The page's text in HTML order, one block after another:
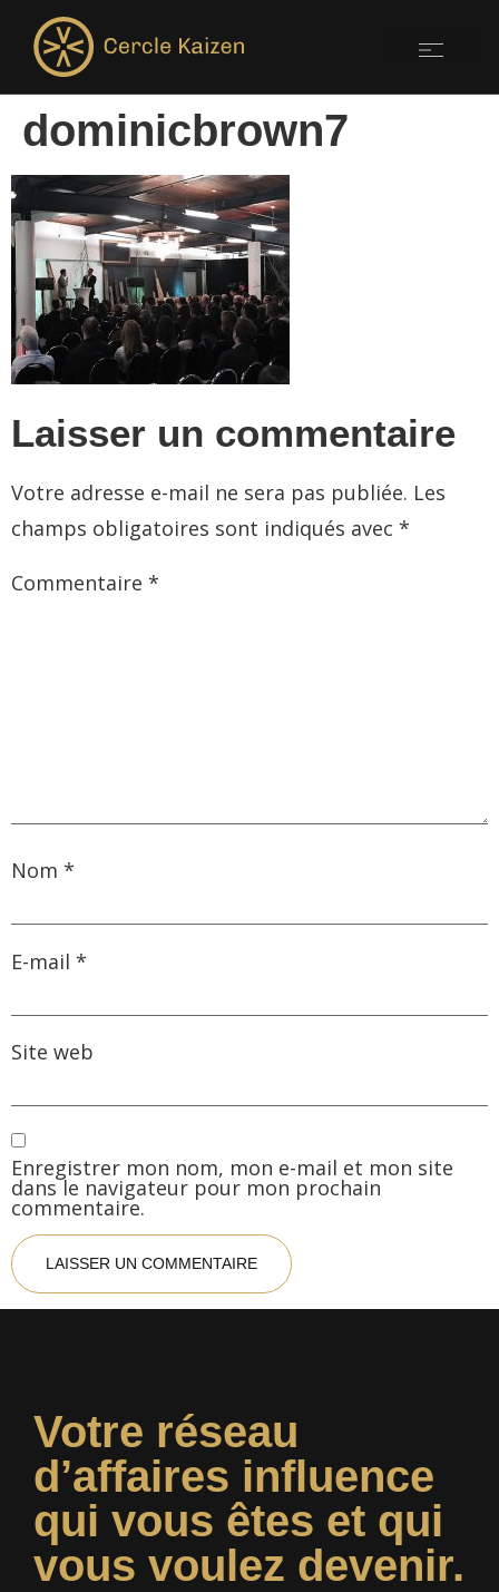
dominicbrown7
Laisser un commentaire
Votre adresse e-mail ne sera pas publiée. Les
champs obligatoires sont indiqués avec *
Commentaire *
Nom *
E-mail *
Site web
Enregistrer mon nom, mon e-mail et mon site
dans le navigateur pour mon prochain
commentaire.
Votre réseau
d’affaires influence
qui vous êtes et qui
vous voulez devenir.